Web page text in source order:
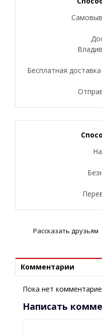
Бесплатная
Рассказать друзьям
Комментарии
Пока нет
Написать